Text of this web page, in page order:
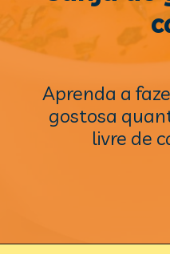
Aprenda a
gostosa
livre de